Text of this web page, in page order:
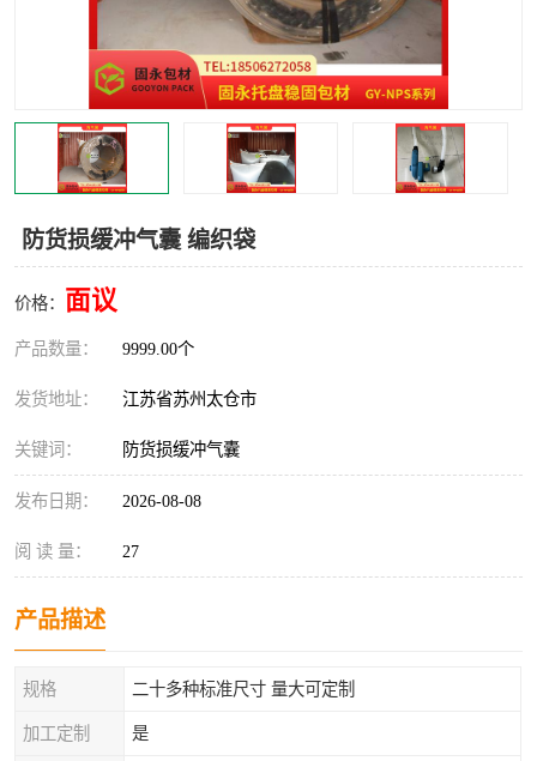
防货损缓冲气囊 编织袋
价格： 面议
产品数量： 9999.00个
发货地址： 江苏省苏州太仓市
关键词： 防货损缓冲气囊
发布日期： 2026-08-08
阅 读 量： 27
产品描述
规格 二十多种标准尺寸 量大可定制
加工定制 是
托盘捆绑带